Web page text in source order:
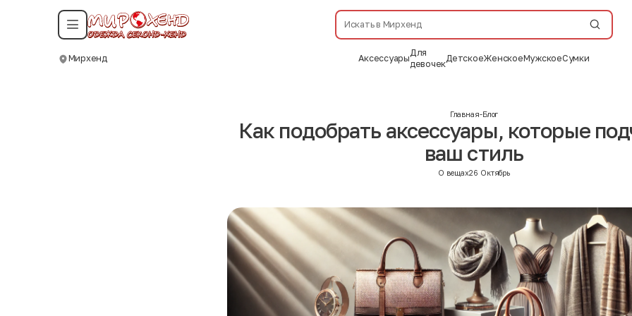
Мирхенд Аксессуары
Для
девочек
ДетскоеЖенскоеМужскоеСумки
Смотреть все даты
Главная-Блог
Как подобрать аксессуары, которые
ваш стиль
О вещах26 Октябрь